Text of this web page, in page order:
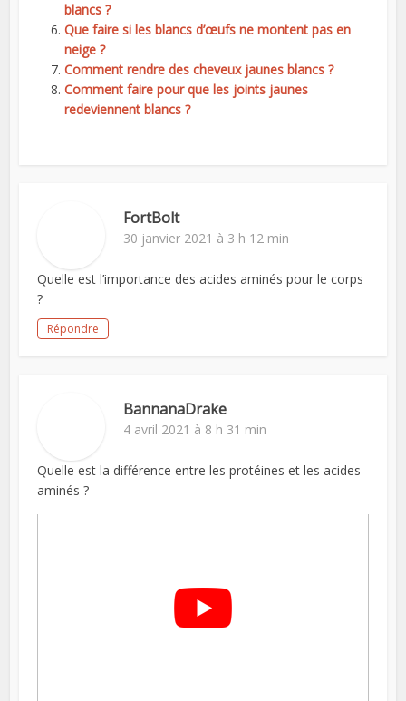
blancs ?
Que faire si les blancs d’œufs ne montent pas en
neige ?
Comment rendre des cheveux jaunes blancs ?
Comment faire pour que les joints jaunes
redeviennent blancs ?
FortBolt
30 janvier 2021 à 3 h 12 min
Quelle est l’importance des acides aminés pour le corps
?
Répondre
BannanaDrake
4 avril 2021 à 8 h 31 min
Quelle est la différence entre les protéines et les acides
aminés ?